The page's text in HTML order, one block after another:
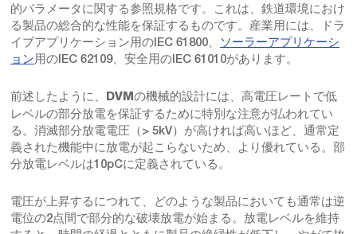
的パラメータに関する参照規格です。これは、鉄道環境におけ
る製品の総合的な性能を保証するものです。産業用には、ドラ
イブアプリケーション用のIEC 61800、
ソーラーアプリケーシ
ョン用のIEC 62109、安全用のIEC 61010があります。
前述したように、 DVM の機械的設計には、高電圧レートで低
レベルの部分放電を保証するために特別な注意が払われてい
る。消滅部分放電電圧（> 5kV）が高ければ高いほど、通常定
義された機能中に放電が起こらないため、より優れている。部
分放電レベルは10pCに定義されている。
電圧が上昇するにつれて、どのような製品においても通常は逆
電位の2点間で部分的な破壊放電が始まる。放電レベルを維持